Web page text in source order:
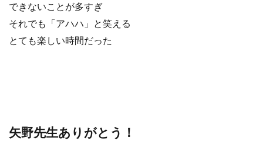
できないことが多すぎ
それでも「アハハ」と笑える
とても楽しい時間だった
矢野先生ありがとう！